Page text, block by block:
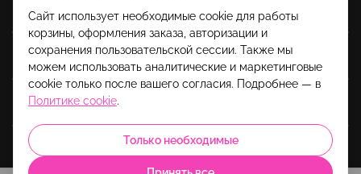
Категории
Помощь
Информация
Сайт использует необходимые cookie для работы
корзины, оформления заказа, авторизации и
сохранения пользовательской сессии. Также мы
можем использовать аналитические и маркетинговые
cookie только после вашего согласия. Подробнее — в
Политике cookie.
Только необходимые